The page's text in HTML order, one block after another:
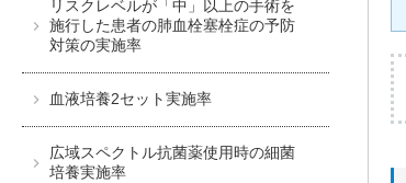
リスクレベルが「中」以上の手術を
施行した患者の肺血栓塞栓症の予防
対策の実施率
血液培養2セット実施率
広域スペクトル抗菌薬使用時の細菌
培養実施率